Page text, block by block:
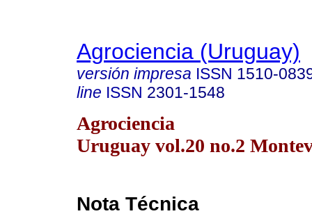
Agrociencia (Uruguay)
versión impresa ISSN 1510-
line ISSN 2301-1548
Agrociencia
Uruguay vol.20 no.2
Nota Técnica